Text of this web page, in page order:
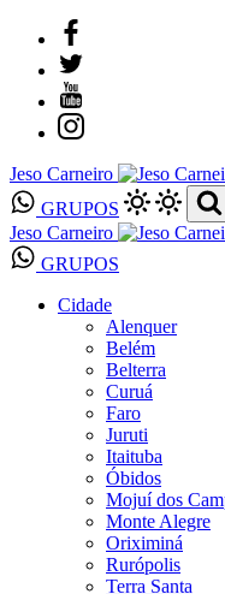
Jeso Carneiro
GRUPOS
Jeso Carneiro
GRUPOS
Cidade
Alenquer
Belém
Belterra
Curuá
Faro
Juruti
Itaituba
Óbidos
Mojuí dos
Monte Alegre
Oriximiná
Rurópolis
Terra Santa